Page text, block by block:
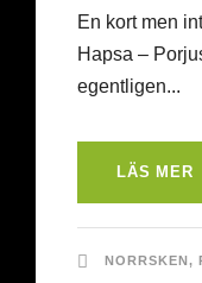
En kort men
Hapsa –
egentligen...
LÄS MER
NORRSKEN ,